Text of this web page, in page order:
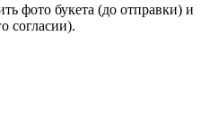
фото букета (до отправки) и
согласии).